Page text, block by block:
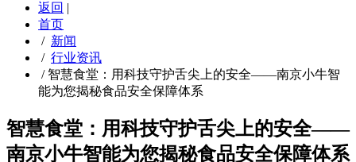
返回 |
首页
/ 新闻
/ 行业资讯
/ 智慧食堂：用科技守护舌尖上的安全——南京小牛智
能为您揭秘食品安全保障体系
智慧食堂：用科技守护舌尖上的安全——
南京小牛智能为您揭秘食品安全保障体系